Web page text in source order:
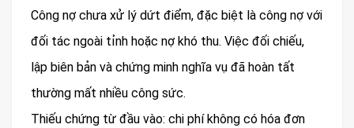
Công nợ chưa xử lý dứt điểm, đặc biệt là công nợ với
đối tác ngoài tỉnh hoặc nợ khó thu. Việc đối chiếu,
lập biên bản và chứng minh nghĩa vụ đã hoàn tất
thường mất nhiều công sức.
Thiếu chứng từ đầu vào: chi phí không có hóa đơn